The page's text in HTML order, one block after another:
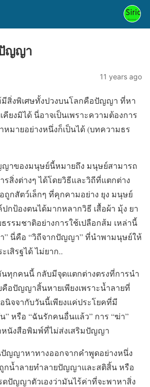
ญญา
11 years ago
สิ่งพิเศษทั้งปวงบนโลกคือปัญญา ที่หา
คียงมิได้ นี่อาจเป็นเพราะความต้องการ
หมายอย่างหนึ่งก็เป็นได้ (บทความธร
าของมนุษย์นี้หมายถึง มนุษย์สามารถ
รสิ่งต่างๆ ได้โดยวิธีและวิถีที่แตกต่าง
ถูกสัตว์เล็กๆ ที่คุกคามอย่าง ยุง มนุษย์
กป้องตนได้มากหลากวิธี เสื้อผ้า มุ้ง ยา
รรมชาติอย่างการใช้เปลือกส้ม เหล่านี้
” นี่คือ “วิถีจากปัญญา” ที่นำพามนุษย์ให้
เสิรฐได้ ไม่ยาก..
กคนนี้ กลับมีจุดแตกต่างตรงที่การนำ
อปัญญาสิ้นหายเพียงเพราะน้ำลายที่
จจากับวันนี้เพียงแค่ประโยคที่มี
” หรือ “ฉันรักคนอื่นแล้ว” การ “ฆ่า”
หนังสือพิมพ์ที่ไม่ส่งเสริมปัญญา
ญญาหาทางออกจากคำพูดอย่างหนึ่ง
กน้ำลายทำลายปัญญาและสติสิ้น หรือ
ดปัญญาตัวเองว่ามันไร้ค่าที่จะพาหาสิ่ง